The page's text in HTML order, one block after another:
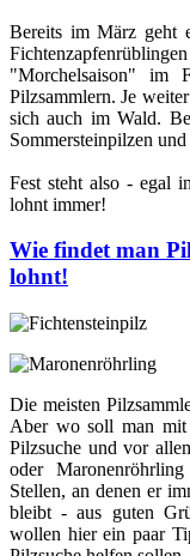
Bereits im März geht
"Morchelsaison" im
Pilzsammlern. Je
sich auch im Wald.
Sommersteinpilzen
Fest steht also - egal
lohnt immer!
Wie findet man
lohnt!
Die meisten
Aber wo soll man mit
Pilzsuche und vor
oder
Stellen, an denen er
bleibt - aus guten
wollen hier ein paar